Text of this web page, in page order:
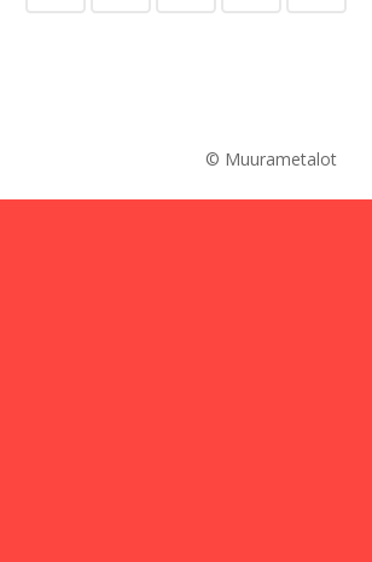
© Muurametalot